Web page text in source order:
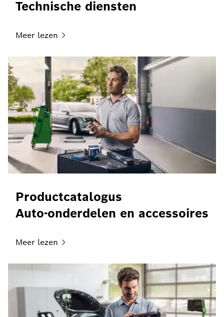
Technische diensten
Meer lezen
Productcatalogus
Auto-onderdelen en accessoires
Meer lezen